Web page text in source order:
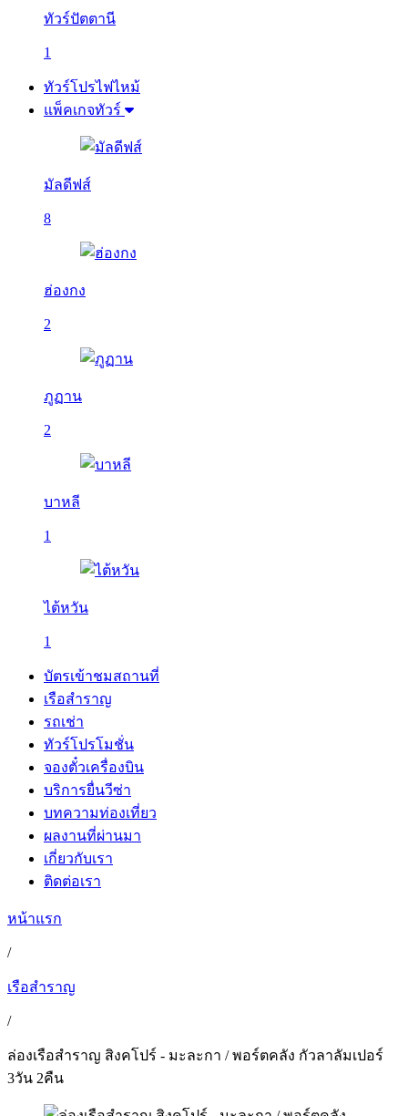
ทัวร์ปัตตานี
1
ทัวร์โปรไฟไหม้
แพ็คเกจทัวร์
มัลดีฟส์
8
ฮ่องกง
2
ภูฏาน
2
บาหลี
1
ไต้หวัน
1
บัตรเข้าชมสถานที่
เรือสำราญ
รถเช่า
ทัวร์โปรโมชั่น
จองตั๋วเครื่องบิน
บริการยื่นวีซ่า
บทความท่องเที่ยว
ผลงานที่ผ่านมา
เกี่ยวกับเรา
ติดต่อเรา
หน้าแรก
/
เรือสำราญ
/
ล่องเรือสำราญ สิงคโปร์ - มะละกา / พอร์ตคลัง กัวลาลัมเปอร์
3วัน 2คืน